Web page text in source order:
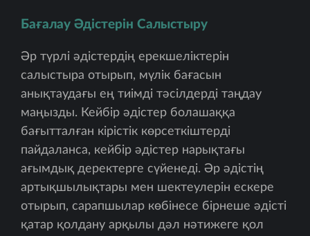
Бағалау Әдістерін Салыстыру
Әр түрлі әдістердің ерекшеліктерін
салыстыра отырып, мүлік бағасын
анықтаудағы ең тиімді тәсілдерді таңдау
маңызды. Кейбір әдістер болашаққа
бағытталған кірістік көрсеткіштерді
пайдаланса, кейбір әдістер нарықтағы
ағымдық деректерге сүйенеді. Әр әдістің
артықшылықтары мен шектеулерін ескере
отырып, сарапшылар көбінесе бірнеше әдісті
қатар қолдану арқылы дәл нәтижеге қол